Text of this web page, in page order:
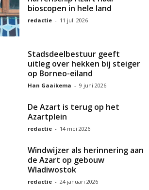
bioscopen in hele land
redactie - 11 juli 2026
Stadsdeelbestuur geeft
uitleg over hekken bij steiger
op Borneo-eiland
Han Gaaikema - 9 juni 2026
De Azart is terug op het
Azartplein
redactie - 14 mei 2026
Windwijzer als herinnering aan
de Azart op gebouw
Wladiwostok
redactie - 24 januari 2026